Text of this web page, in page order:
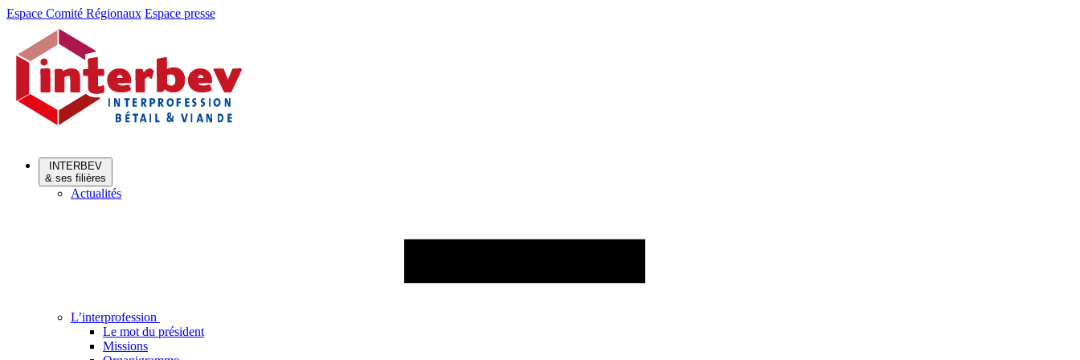
Aller
Aller
contenu
Espace Comité Régionaux Espace presse
INTERBEV
& ses filières
Actualités
L’interprofession
Le mot du président
Missions